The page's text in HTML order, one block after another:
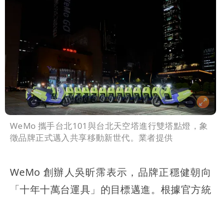
WeMo 攜手台北101與台北天空塔進行雙塔點燈，象
徵品牌正式邁入共享移動新世代。業者提供
WeMo 創辦人吳昕霈表示，品牌正穩健朝向
「十年十萬台運具」的目標邁進。根據官方統